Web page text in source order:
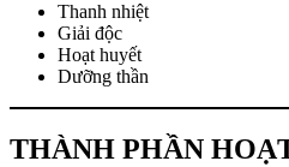
Thanh nhiệt
Giải độc
Hoạt huyết
Dưỡng thần
THÀNH PHẦN